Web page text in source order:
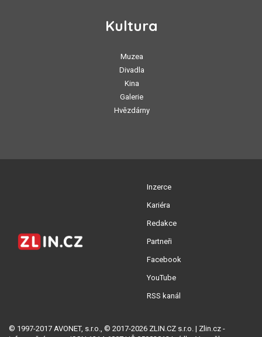
Kultura
Muzea
Divadla
Kina
Galerie
Hvězdárny
Inzerce
Kariéra
Redakce
Partneři
Facebook
YouTube
RSS kanál
© 1997-2017 AVONET, s.r.o., © 2017-2026 ZLIN.CZ s.r.o. | Zlin.cz -